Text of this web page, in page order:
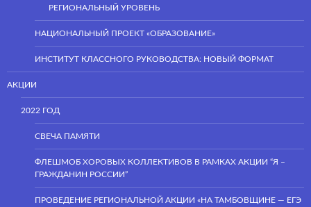
РЕГИОНАЛЬНЫЙ УРОВЕНЬ
НАЦИОНАЛЬНЫЙ ПРОЕКТ «ОБРАЗОВАНИЕ»
ИНСТИТУТ КЛАССНОГО РУКОВОДСТВА: НОВЫЙ ФОРМАТ
АКЦИИ
2022 ГОД
СВЕЧА ПАМЯТИ
ФЛЕШМОБ ХОРОВЫХ КОЛЛЕКТИВОВ В РАМКАХ АКЦИИ “Я –
ГРАЖДАНИН РОССИИ”
ПРОВЕДЕНИЕ РЕГИОНАЛЬНОЙ АКЦИИ «НА ТАМБОВЩИНЕ — ЕГЭ